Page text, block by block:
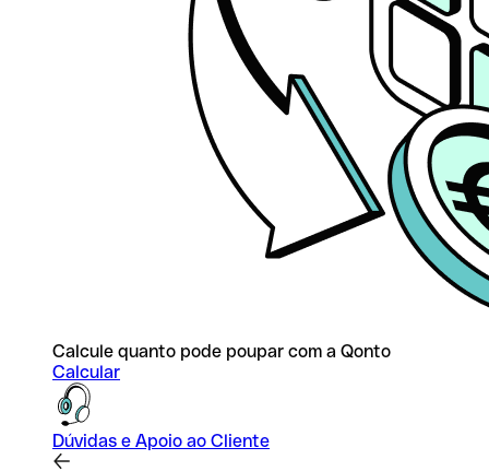
Calcule quanto pode poupar com a Qonto
Calcular
Dúvidas e Apoio ao Cliente